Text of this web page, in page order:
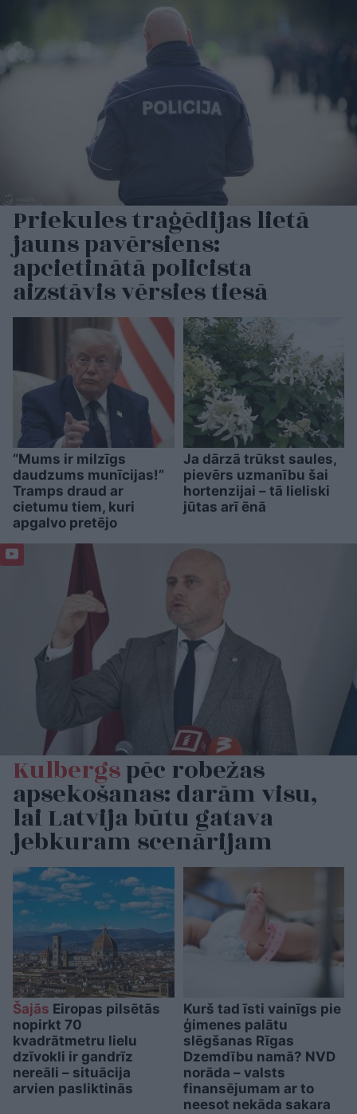
Priekules traģēdijas lietā
jauns pavērsiens:
apcietinātā policista
aizstāvis vērsies tiesā
“Mums ir milzīgs
daudzums munīcijas!”
Tramps draud ar
cietumu tiem, kuri
apgalvo pretējo
Ja dārzā trūkst saules,
pievērs uzmanību šai
hortenzijai – tā lieliski
jūtas arī ēnā
Kulbergspēc robežas
apsekošanas: darām visu,
lai Latvija būtu gatava
jebkuram scenārijam
Šajās Eiropas pilsētās
nopirkt 70
kvadrātmetru lielu
dzīvokli ir gandrīz
nereāli – situācija
arvien pasliktinās
Kurš tad īsti vainīgs pie
ģimenes palātu
slēgšanas Rīgas
Dzemdību namā? NVD
norāda – valsts
finansējumam ar to
neesot nekāda sakara